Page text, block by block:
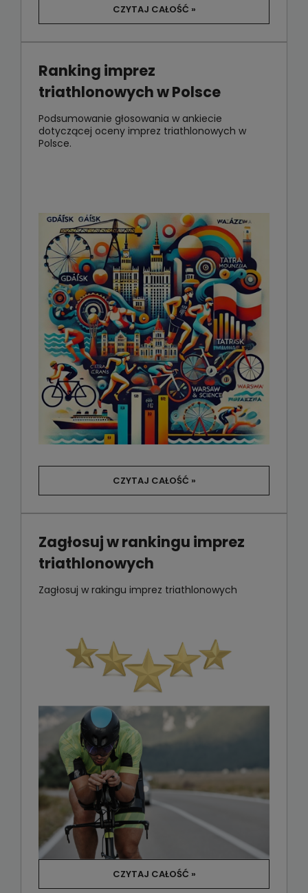
CZYTAJ CAŁOŚĆ »
Ranking imprez
triathlonowych w Polsce
Podsumowanie głosowania w ankiecie
dotyczącej oceny imprez triathlonowych w
Polsce.
CZYTAJ CAŁOŚĆ »
Zagłosuj w rankingu imprez
triathlonowych
Zagłosuj w rakingu imprez triathlonowych
CZYTAJ CAŁOŚĆ »